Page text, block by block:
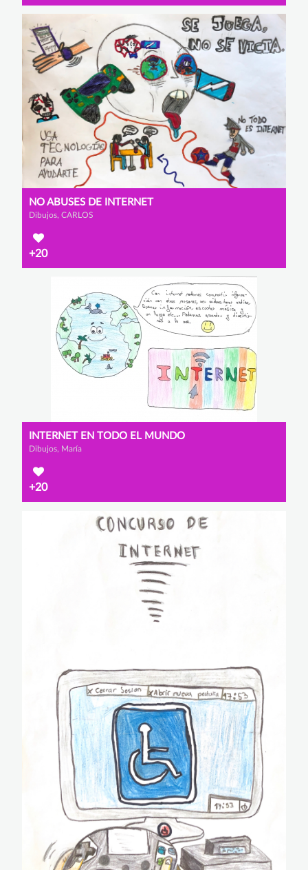
NO ABUSES DE INTERNET
Dibujos, CARLOS
+20
INTERNET EN TODO EL MUNDO
Dibujos, María
+20